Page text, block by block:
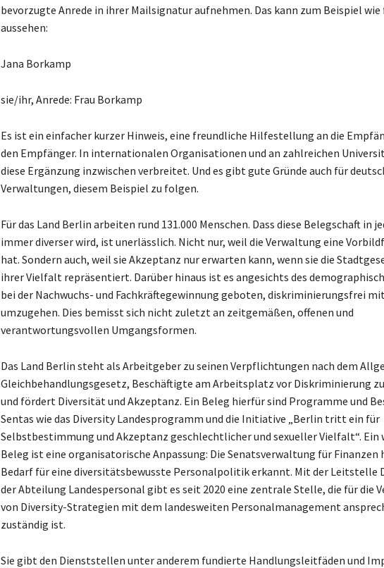
bevorzugte Anrede in ihrer Mailsignatur aufnehmen. Das kann zum Beispiel
aussehen:
Jana Borkamp
sie/ihr, Anrede: Frau Borkamp
Es ist ein einfacher kurzer Hinweis, eine freundliche Hilfestellung an die
den Empfänger. In internationalen Organisationen und an zahlreichen
diese Ergänzung inzwischen verbreitet. Und es gibt gute Gründe auch für
Verwaltungen, diesem Beispiel zu folgen.
Für das Land Berlin arbeiten rund 131.000 Menschen. Dass diese Belegschaft in
immer diverser wird, ist unerlässlich. Nicht nur, weil die Verwaltung eine
hat. Sondern auch, weil sie Akzeptanz nur erwarten kann, wenn sie die
ihrer Vielfalt repräsentiert. Darüber hinaus ist es angesichts des
bei der Nachwuchs- und Fachkräftegewinnung geboten, diskriminierungsfrei
umzugehen. Dies bemisst sich nicht zuletzt an zeitgemäßen, offenen und
verantwortungsvollen Umgangsformen.
Das Land Berlin steht als Arbeitgeber zu seinen Verpflichtungen nach dem
Gleichbehandlungsgesetz, Beschäftigte am Arbeitsplatz vor Diskriminierung
und fördert Diversität und Akzeptanz. Ein Beleg hierfür sind Programme und
Sentas wie das Diversity Landesprogramm und die Initiative „Berlin tritt ein für
Selbstbestimmung und Akzeptanz geschlechtlicher und sexueller Vielfalt“. Ein
Beleg ist eine organisatorische Anpassung: Die Senatsverwaltung für Finanzen
Bedarf für eine diversitätsbewusste Personalpolitik erkannt. Mit der Leitstelle
der Abteilung Landespersonal gibt es seit 2020 eine zentrale Stelle, die für die
von Diversity-Strategien mit dem landesweiten Personalmanagement
zuständig ist.
Sie gibt den Dienststellen unter anderem fundierte Handlungsleitfäden und